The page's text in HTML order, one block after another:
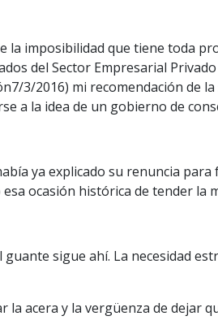
la imposibilidad que tiene toda
del Sector Empresarial
3/2016) mi recomendación de
a la idea de un gobierno de
ya explicado su renuncia
ocasión histórica de tender la
sigue ahí. La necesidad
la acera y la vergüenza de dejar